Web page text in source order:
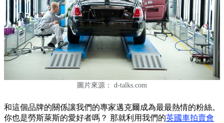
圖片來源： d-talks.com
和這個品牌的關係讓我們的專家邁克爾成為最最熱情的粉絲。
你也是勞斯萊斯的愛好者嗎？ 那就利用我們的英國車拍賣會